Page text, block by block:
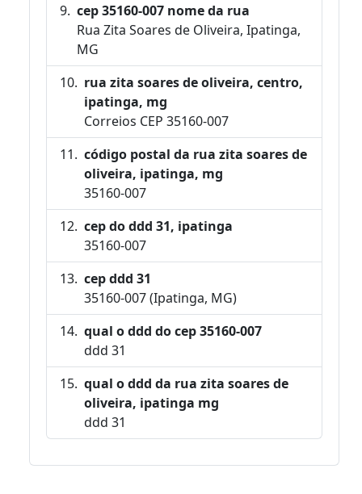
cep 35160-007 nome da rua
Rua Zita Soares de Oliveira, Ipatinga,
MG
rua zita soares de oliveira, centro,
ipatinga, mg
Correios CEP 35160-007
código postal da rua zita soares de
oliveira, ipatinga, mg
35160-007
cep do ddd 31, ipatinga
35160-007
cep ddd 31
35160-007 (Ipatinga, MG)
qual o ddd do cep 35160-007
ddd 31
qual o ddd da rua zita soares de
oliveira, ipatinga mg
ddd 31